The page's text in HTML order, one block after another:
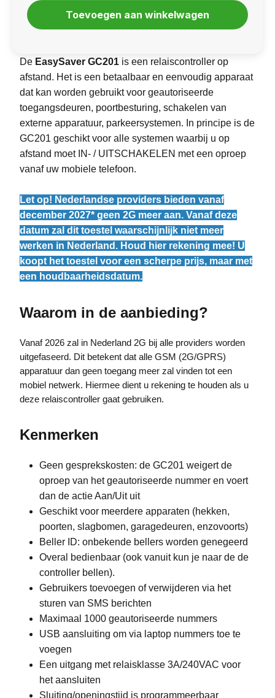
De EasySaver GC201 is een relaiscontroller op
afstand. Het is een betaalbaar en eenvoudig apparaat
dat kan worden gebruikt voor geautoriseerde
toegangsdeuren, poortbesturing, schakelen van
externe apparatuur, parkeersystemen. In principe is de
GC201 geschikt voor alle systemen waarbij u op
afstand moet IN- / UITSCHAKELEN met een oproep
vanaf uw mobiele telefoon.
Let op! Nederlandse providers bieden vanaf
december 2027* geen 2G meer aan. Vanaf deze
datum zal dit toestel waarschijnlijk niet meer
werken in Nederland. Houd hier rekening mee! U
koopt het toestel voor een scherpe prijs, maar met
een houdbaarheidsdatum.
Waarom in de aanbieding?
Vanaf 2026 zal in Nederland 2G bij alle providers worden
uitgefaseerd. Dit betekent dat alle GSM (2G/GPRS)
apparatuur dan geen toegang meer zal vinden tot een
mobiel netwerk. Hiermee dient u rekening te houden als u
deze relaiscontroller gaat gebruiken.
Kenmerken
Geen gesprekskosten: de GC201 weigert de
oproep van het geautoriseerde nummer en voert
dan de actie Aan/Uit uit
Geschikt voor meerdere apparaten (hekken,
poorten, slagbomen, garagedeuren, enzovoorts)
Beller ID: onbekende bellers worden genegeerd
Overal bedienbaar (ook vanuit kun je naar de de
controller bellen).
Gebruikers toevoegen of verwijderen via het
sturen van SMS berichten
Maximaal 1000 geautoriseerde nummers
USB aansluiting om via laptop nummers toe te
voegen
Een uitgang met relaisklasse 3A/240VAC voor
het aansluiten
Sluiting/openingstijd is programmeerbaar